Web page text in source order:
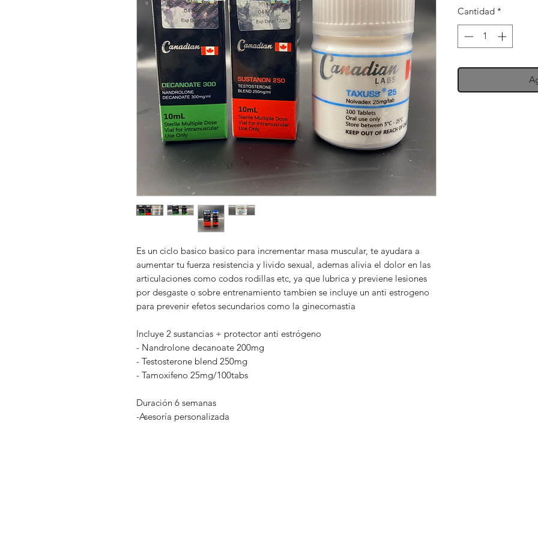
Es un ciclo basico basico para incrementar masa muscular, te ayudara a
aumentar tu fuerza resistencia y livido sexual, ademas alivia el dolor en las
articulaciones como codos rodillas etc, ya que lubrica y previene lesiones
por desgaste o sobre entrenamiento tambien se incluye un anti estrogeno
para prevenir efetos secundarios como la ginecomastia
Incluye 2 sustancias + protector anti estrógeno
- Nandrolone decanoate 200mg
- Testosterone blend 250mg
- Tamoxifeno 25mg/100tabs
Duración 6 semanas
-Asesoría personalizada
Cantidad *